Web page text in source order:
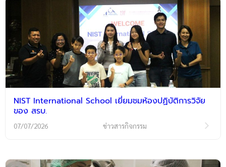
NIST International School เยี่ยมชมห้องปฏิบัติการวิจัย
ของ สรบ.
07/07/2026 ข่าวสารกิจกรรม